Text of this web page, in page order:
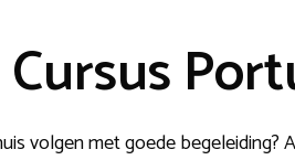
volgen met goede begeleiding?